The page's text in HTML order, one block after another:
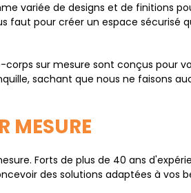
variée de designs et de finitions
faut pour créer un espace sécurisé
sur mesure sont conçus pour
sachant que nous ne faisons
MESURE
Forts de plus de 40 ans
des solutions adaptées à vos